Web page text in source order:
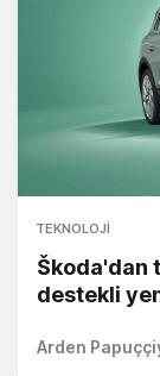
TEKNOLOJI
Škoda'dan
destekli
Arden